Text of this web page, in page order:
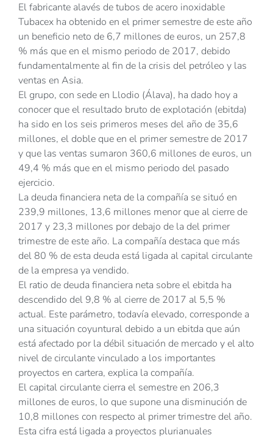
El fabricante alavés de tubos de acero inoxidable
Tubacex ha obtenido en el primer semestre de este año
un beneficio neto de 6,7 millones de euros, un 257,8
% más que en el mismo periodo de 2017, debido
fundamentalmente al fin de la crisis del petróleo y las
ventas en Asia.
El grupo, con sede en Llodio (Álava), ha dado hoy a
conocer que el resultado bruto de explotación (ebitda)
ha sido en los seis primeros meses del año de 35,6
millones, el doble que en el primer semestre de 2017
y que las ventas sumaron 360,6 millones de euros, un
49,4 % más que en el mismo periodo del pasado
ejercicio.
La deuda financiera neta de la compañía se situó en
239,9 millones, 13,6 millones menor que al cierre de
2017 y 23,3 millones por debajo de la del primer
trimestre de este año. La compañía destaca que más
del 80 % de esta deuda está ligada al capital circulante
de la empresa ya vendido.
El ratio de deuda financiera neta sobre el ebitda ha
descendido del 9,8 % al cierre de 2017 al 5,5 %
actual. Este parámetro, todavía elevado, corresponde a
una situación coyuntural debido a un ebitda que aún
está afectado por la débil situación de mercado y el alto
nivel de circulante vinculado a los importantes
proyectos en cartera, explica la compañía.
El capital circulante cierra el semestre en 206,3
millones de euros, lo que supone una disminución de
10,8 millones con respecto al primer trimestre del año.
Esta cifra está ligada a proyectos plurianuales